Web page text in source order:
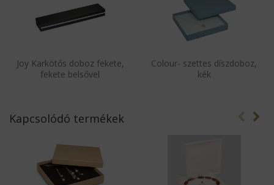
Joy Karkötős doboz fekete,
fekete belsővel
Colour- szettes díszdoboz,
kék
Kapcsolódó termékek